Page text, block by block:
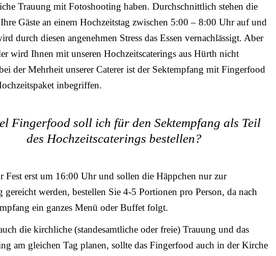
Trauung mit Fotoshooting haben. Durchschnittlich stehen die
Gäste an einem Hochzeitstag zwischen 5:00 – 8:00 Uhr auf und
durch diesen angenehmen Stress das Essen vernachlässigt. Aber
wird Ihnen mit unseren Hochzeitscaterings aus Hürth nicht
der Mehrheit unserer Caterer ist der Sektempfang mit Fingerfood
inbegriffen.
Fingerfood soll ich für den Sektempfang als Teil
des Hochzeitscaterings bestellen?
Fest erst um 16:00 Uhr und sollen die Häppchen nur zur
gereicht werden, bestellen Sie 4-5 Portionen pro Person, da nach
ein ganzes Menü oder Buffet folgt.
die kirchliche (standesamtliche oder freie) Trauung und das
am gleichen Tag planen, sollte das Fingerfood auch in der Kirche